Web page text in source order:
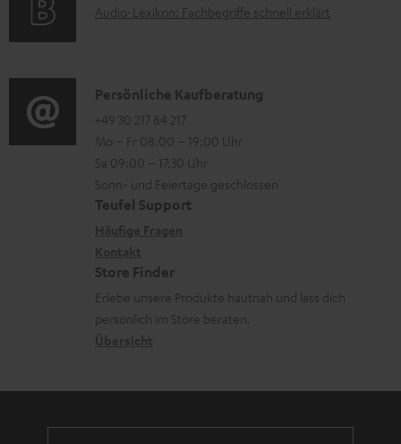
A
r
t
i
o
n
e
u
r
r
a
A
i
o
-
L
e
k
o
Audio-Lexikon: Fachbegriffe schnell erklärt
K
o
n
t
a
d
a
n
Persönliche Kaufberatung
+49 30 217 84 217
Mo – Fr 08:00 – 19:00 Uhr
Sa 09:00 – 17:30 Uhr
Sonn- und Feiertage geschlossen
Teufel Support
Store Finder
Erlebe unsere Produkte hautnah und lass dich
persönlich im Store beraten.